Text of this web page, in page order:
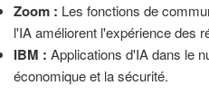
Zoom : Les fonctions de
l'IA améliorent l'expérience des
IBM : Applications d'IA dans le
économique et la sécurité.